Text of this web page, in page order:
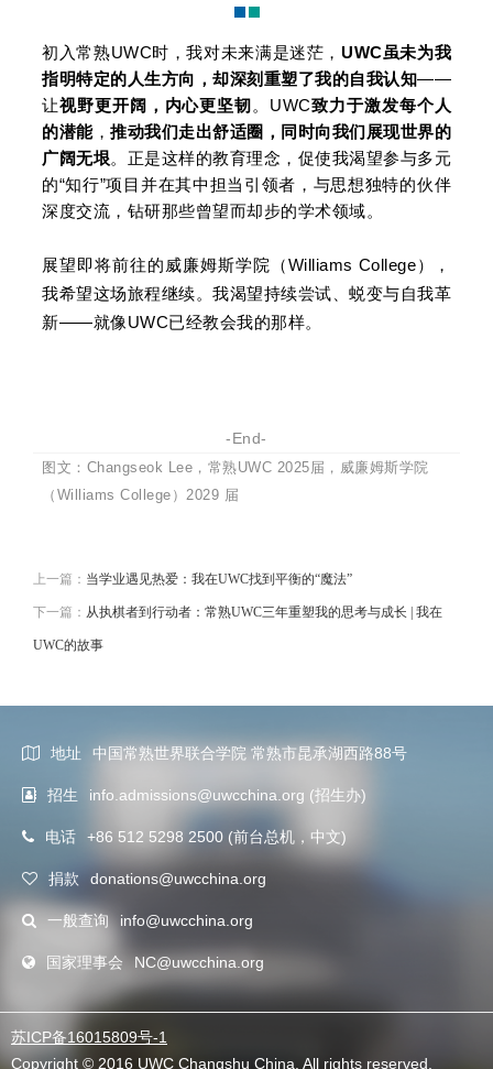
初入常熟UWC时，我对未来满是迷茫， UWC虽未为我
指明特定的人生方向，却深刻重塑了我的自我认知——
让视野更开阔，内心更坚韧。UWC致力于激发每个人
的潜能， 推动我们走出舒适圈，同时向我们展现世界的
广阔无垠。正是这样的教育理念，促使我渴望参与多元
的“知行”项目并在其中担当引领者，与思想独特的伙伴
深度交流，钻研那些曾望而却步的学术领域。
展望即将前往的威廉姆斯学院（Williams College），
我希望这场旅程继续。我渴望持续尝试、蜕变与自我革
新——就像UWC已经教会我的那样。
-End-
图文：Changseok Lee，常熟UWC 2025届，威廉姆斯学院
（Williams College）2029 届
上一篇： 当学业遇见热爱：我在UWC找到平衡的“魔法”
下一篇： 从执棋者到行动者：常熟UWC三年重塑我的思考与成长 | 我在
UWC的故事
地址 中国常熟世界联合学院 常熟市昆承湖西路88号
招生 info.admissions@uwcchina.org (招生办)
电话 +86 512 5298 2500 (前台总机，中文)
捐款 donations@uwcchina.org
一般查询 info@uwcchina.org
国家理事会 NC@uwcchina.org
苏ICP备16015809号-1
Copyright © 2016 UWC Changshu China. All rights reserved.